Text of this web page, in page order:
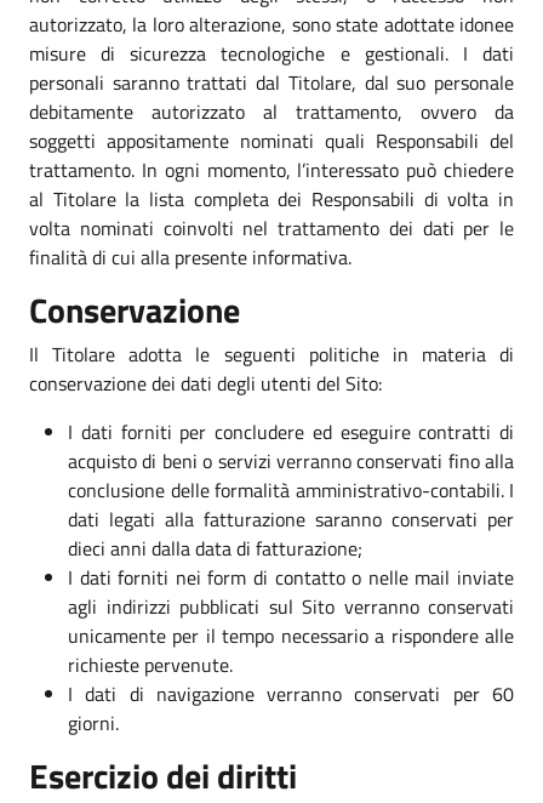
autorizzato, la loro alterazione, sono state adottate idonee
misure di sicurezza tecnologiche e gestionali. I dati
personali saranno trattati dal Titolare, dal suo personale
debitamente autorizzato al trattamento, ovvero da
soggetti appositamente nominati quali Responsabili del
trattamento. In ogni momento, l’interessato può chiedere
al Titolare la lista completa dei Responsabili di volta in
volta nominati coinvolti nel trattamento dei dati per le
finalità di cui alla presente informativa.
Conservazione
Il Titolare adotta le seguenti politiche in materia di
conservazione dei dati degli utenti del Sito:
I dati forniti per concludere ed eseguire contratti di
acquisto di beni o servizi verranno conservati fino alla
conclusione delle formalità amministrativo-contabili. I
dati legati alla fatturazione saranno conservati per
dieci anni dalla data di fatturazione;
I dati forniti nei form di contatto o nelle mail inviate
agli indirizzi pubblicati sul Sito verranno conservati
unicamente per il tempo necessario a rispondere alle
richieste pervenute.
I dati di navigazione verranno conservati per 60
giorni.
Esercizio dei diritti